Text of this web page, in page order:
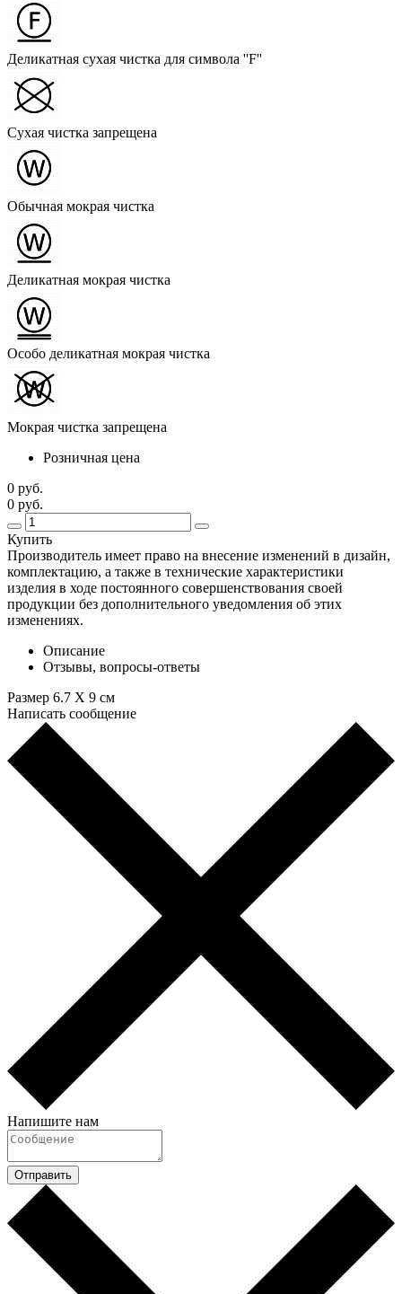
Деликатная сухая чистка для символа ''F''
Сухая чистка запрещена
Обычная мокрая чистка
Деликатная мокрая чистка
Особо деликатная мокрая чистка
Мокрая чистка запрещена
Розничная цена
0 руб.
0 руб.
Купить
Производитель имеет право на внесение изменений в дизайн,
комплектацию, а также в технические характеристики
изделия в ходе постоянного совершенствования своей
продукции без дополнительного уведомления об этих
изменениях.
Описание
Отзывы, вопросы-ответы
Размер 6.7 X 9 см
Написать сообщение
Напишите нам
Отправить